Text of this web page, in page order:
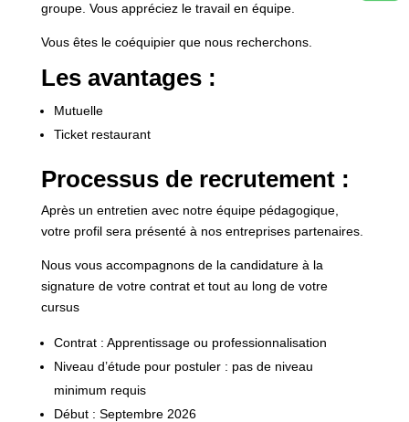
groupe. Vous appréciez le travail en équipe.
Vous êtes le coéquipier que nous recherchons.
Les avantages :
Mutuelle
Ticket restaurant
Processus de recrutement :
Après un entretien avec notre équipe pédagogique,
votre profil sera présenté à nos entreprises partenaires.
Nous vous accompagnons de la candidature à la
signature de votre contrat et tout au long de votre
cursus
Contrat : Apprentissage ou professionnalisation
Niveau d’étude pour postuler : pas de niveau
minimum requis
Début : Septembre 2026